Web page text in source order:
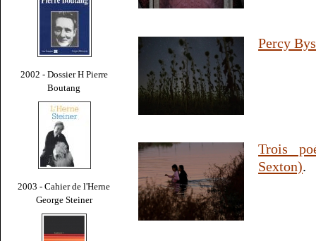
2002 - Dossier H Pierre
Boutang
2003 - Cahier de l'Herne
George Steiner
Percy
Trois
Sexton).